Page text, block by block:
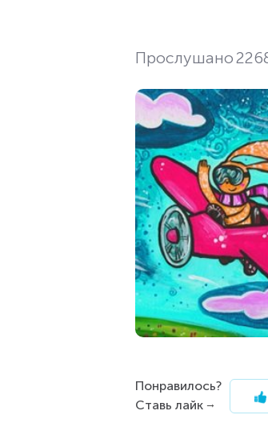
Прослушано
Понравилось?
Ставь лайк